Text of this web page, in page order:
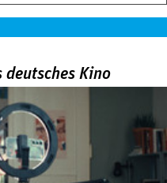
deutsches Kino